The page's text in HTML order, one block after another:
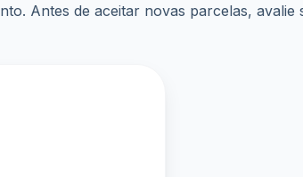
Antes de aceitar novas parcelas,